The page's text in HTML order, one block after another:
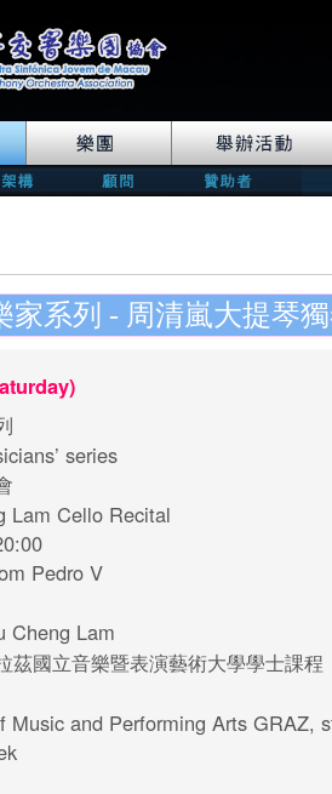
家系列 - 周清嵐大提琴
series
Lam Cello Recital
Pedro V
Cheng Lam
茲國立音樂暨表演藝術大學學士課程
Music and Performing Arts GRAZ,